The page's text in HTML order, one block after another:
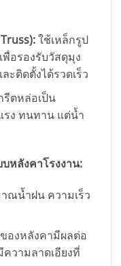
ใช้เหล็กรูป
อรองรับวัสดุมุง
ะติดตั้งได้รวดเร็ว
ตหล่อเป็น
รง ทนทาน แต่น้ำ
หลังคาโรงงาน:
ณน้ำฝน ความเร็ว
องหลังคามีผลต่อ
วามลาดเอียงที่